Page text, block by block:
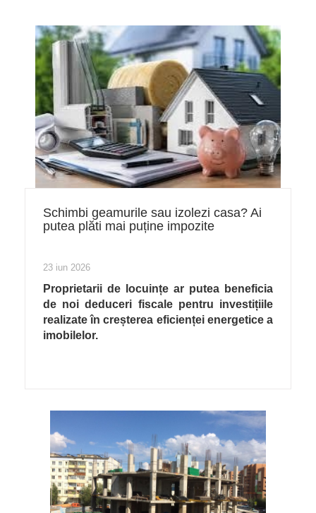
Schimbi geamurile sau izolezi casa? Ai
putea plăti mai puține impozite
23 iun 2026
Proprietarii de locuințe ar putea beneficia
de noi deduceri fiscale pentru investițiile
realizate în creșterea eficienței energetice a
imobilelor.